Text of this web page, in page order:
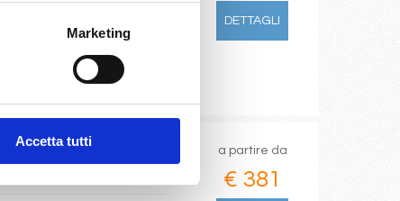
Marketing
Accetta tutti
DETTAGLI
a partire da
€ 381